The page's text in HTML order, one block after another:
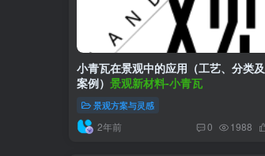
小青瓦在景观中的应用（工艺、分类及
案例） 景观新材料-小青瓦
景观方案与灵感
2年前 0 1988